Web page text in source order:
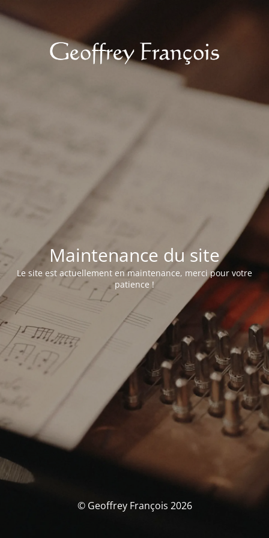
Maintenance du site
Le site est actuellement en maintenance, merci pour votre
patience !
© Geoffrey François 2026